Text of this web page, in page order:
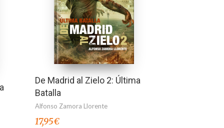
De Madrid al Zielo 2: Última
Batalla
Alfonso Zamora Llorente
17,95€